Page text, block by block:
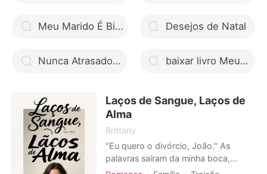
Meu Marido É Bilionário ( 3448 ) livro telegram Desejos de Natal
Nunca Atrasado, Nunca Longe baixar livro Meu Marido É Bilionário ( 3448 ) pdf
Laços de Sangue, Laços de
Alma
Brittany
"Eu quero o divórcio, João." As
palavras saíram da minha boca,
firmes e sem hesitação, enquanto eu